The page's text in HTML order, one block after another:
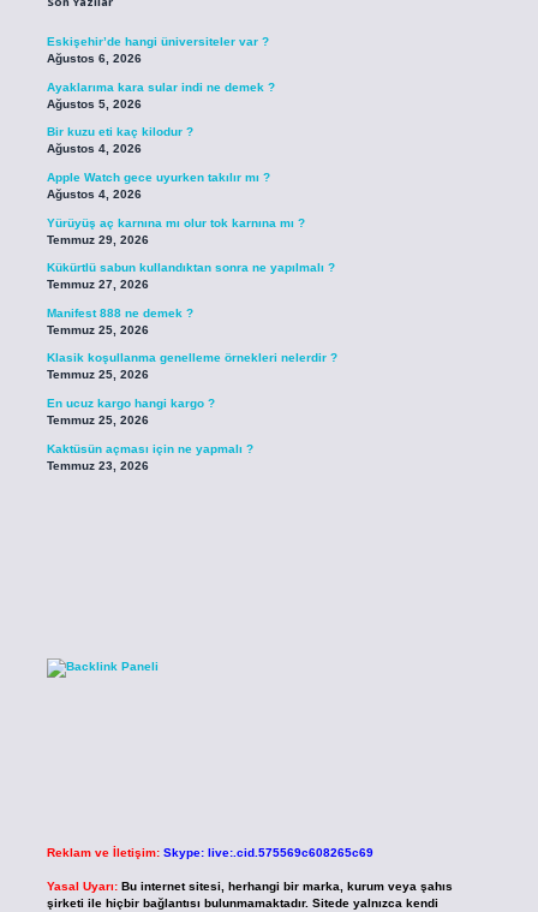
Eskişehir’de hangi üniversiteler var ?
Ağustos 6, 2026
Ayaklarıma kara sular indi ne demek ?
Ağustos 5, 2026
Bir kuzu eti kaç kilodur ?
Ağustos 4, 2026
Apple Watch gece uyurken takılır mı ?
Ağustos 4, 2026
Yürüyüş aç karnına mı olur tok karnına mı ?
Temmuz 29, 2026
Kükürtlü sabun kullandıktan sonra ne yapılmalı ?
Temmuz 27, 2026
Manifest 888 ne demek ?
Temmuz 25, 2026
Klasik koşullanma genelleme örnekleri nelerdir ?
Temmuz 25, 2026
En ucuz kargo hangi kargo ?
Temmuz 25, 2026
Kaktüsün açması için ne yapmalı ?
Temmuz 23, 2026
Reklam ve İletişim: Skype: live:.cid.575569c608265c69
Yasal Uyarı: Bu internet sitesi, herhangi bir marka, kurum veya şahıs
şirketi ile hiçbir bağlantısı bulunmamaktadır. Sitede yalnızca kendi